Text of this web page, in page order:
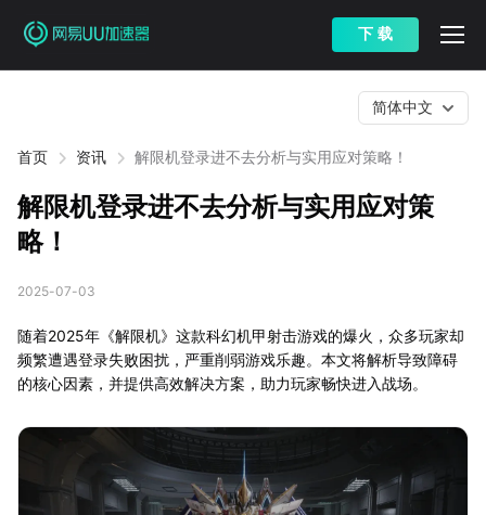
下 载
首页 资讯 解限机登录进不去分析与实用应对策略！
简体中文
解限机登录进不去分析与实用应对策
略！
2025-07-03
随着2025年《解限机》这款科幻机甲射击游戏的爆火，众多玩家却
频繁遭遇登录失败困扰，严重削弱游戏乐趣。本文将解析导致障碍
的核心因素，并提供高效解决方案，助力玩家畅快进入战场。